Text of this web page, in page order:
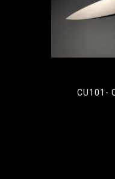
CU101-